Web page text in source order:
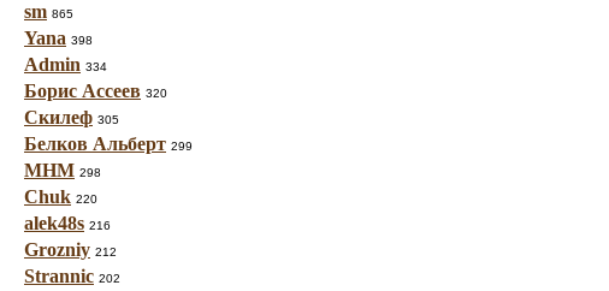
sm 865
Yana 398
Admin 334
Борис Ассеев 320
Скилеф 305
Белков Альберт 299
МНМ 298
Chuk 220
alek48s 216
Grozniy 212
Strannic 202